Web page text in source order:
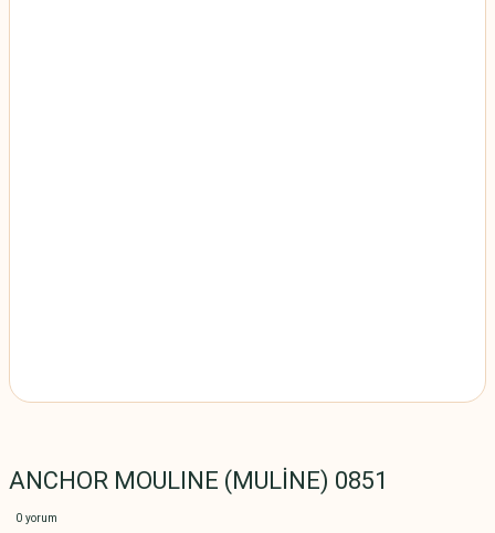
ANCHOR MOULINE (MULİNE) 0851
0 yorum